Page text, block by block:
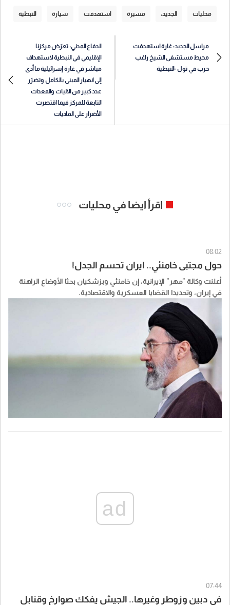
محليات الجديد: مسيرة استهدفت سيارة النبطية
مراسل الجديد: غارة استهدفت
محيط مستشفى الشيخ راغب
حرب في تول -النبطية
الدفاع المدني: تعرّض مركزنا
الإقليمي في النبطية لاستهداف
مباشر في غارة إسرائيلية ما أدى
إلى انهيار المبنى بالكامل وتضرّر
عدد كبير من الآليات والمعدات
التابعة للمركز فيما اقتصرت
الأضرار على الماديات
اقرأ ايضا في محليات
08:02
حول مجتبى خامنئي.. ايران تحسم الجدل!
أعلنت وكالة "مهر" الإيرانية، إن خامنئي وبزشكيان بحثا الأوضاع الراهنة
في إيران، وتحديدا القضايا العسكرية والاقتصادية.
ad
07:44
في دبين وزوطر وغيرها.. الجيش يفكك صوارخ وقنابل